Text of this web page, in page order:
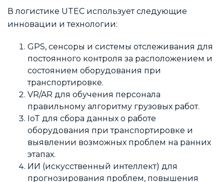
В логистике UTEC использует следующие
инновации и технологии:
GPS, сенсоры и системы отслеживания для
постоянного контроля за расположением и
состоянием оборудования при
транспортировке.
VR/AR для обучения персонала
правильному алгоритму грузовых работ.
IoT для сбора данных о работе
оборудования при транспортировке и
выявлении возможных проблем на ранних
этапах.
ИИ (искусственный интеллект) для
прогнозирования проблем, повышения